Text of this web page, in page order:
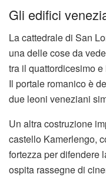
Gli edifici
La cattedrale di San
una delle cose da
tra il quattordicesimo
Il portale romanico è
due leoni veneziani
Un altra costruzione
castello Kamerlengo,
fortezza per difendere
ospita rassegne di